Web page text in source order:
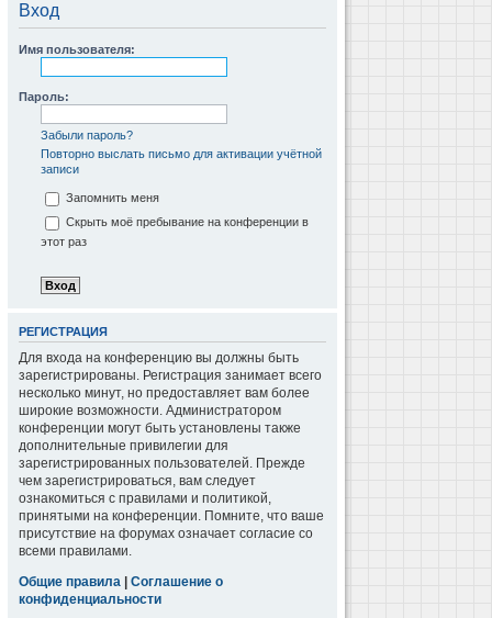
Вход
Имя пользователя:
Пароль:
Забыли пароль?
Повторно выслать письмо для активации учётной
записи
Запомнить меня
Скрыть моё пребывание на конференции в
этот раз
РЕГИСТРАЦИЯ
Для входа на конференцию вы должны быть
зарегистрированы. Регистрация занимает всего
несколько минут, но предоставляет вам более
широкие возможности. Администратором
конференции могут быть установлены также
дополнительные привилегии для
зарегистрированных пользователей. Прежде
чем зарегистрироваться, вам следует
ознакомиться с правилами и политикой,
принятыми на конференции. Помните, что ваше
присутствие на форумах означает согласие со
всеми правилами.
Общие правила | Соглашение о
конфиденциальности